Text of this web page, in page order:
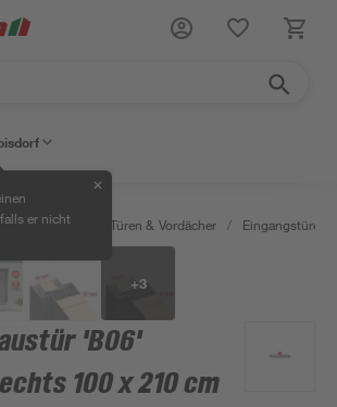
, falls er nicht
✕
/ Fenster, Türen & Vordächer / Eingangstüren
+3
'B06'
100 x 210 cm